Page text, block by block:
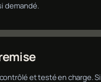
demandé.
et testé en charge. Si